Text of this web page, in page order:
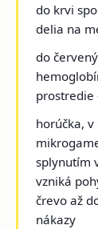
do krvi
delia na
do
prostredie
horúčka,
splynutím
vzniká
črevo až
nákazy